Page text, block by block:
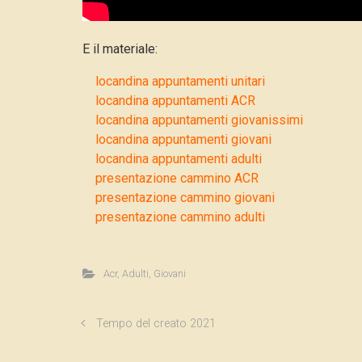
E il materiale:
locandina appuntamenti unitari
locandina appuntamenti ACR
locandina appuntamenti giovanissimi
locandina appuntamenti giovani
locandina appuntamenti adulti
presentazione cammino ACR
presentazione cammino giovani
presentazione cammino adulti
Acr, Adulti Giovani
Tempo del creato 2021